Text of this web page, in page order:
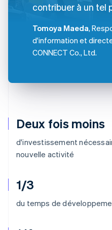
Deux fois moins
d'investissement
nouvelle activité
1/3
du temps de
contribuer à un tel
Tomoya Maeda,
d'information et
CONNECT Co., Ltd.